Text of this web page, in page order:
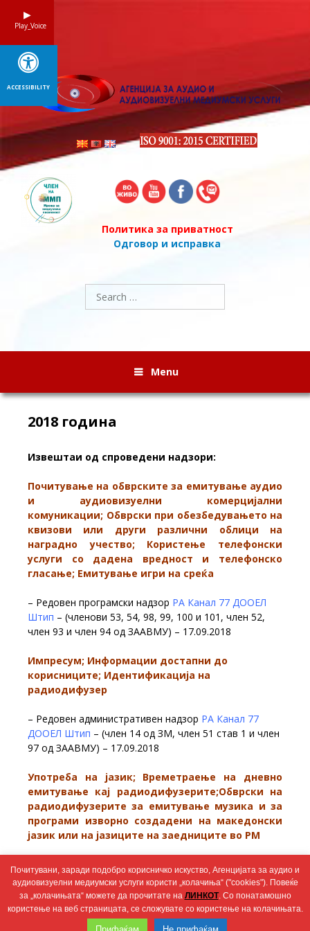
Политика за приватност
Одговор и исправка
Search
for:
Menu
2018 година
Извештаи од спроведени надзори:
Почитување на обврските за емитување аудио
и аудиовизуелни комерцијални
комуникации; Обврски при обезбедувањето на
квизови или други различни облици на
наградно учество; Користење телефонски
услуги со дадена вредност и телефонско
гласање; Eмитување игри на среќа
– Редовен програмски надзор РА Канал 77 ДООЕЛ
Штип – (членови 53, 54, 98, 99, 100 и 101, член 52,
член 93 и член 94 од ЗААВМУ) – 17.09.2018
Импресум; Информации достапни до
корисниците; Идентификација на
радиодифузер
– Редовен административен надзор РА Канал 77
ДООЕЛ Штип – (член 14 од ЗМ, член 51 став 1 и член
97 од ЗААВМУ) – 17.09.2018
Употреба на јазик; Времетраење на дневно
емитување кај радиодифузерите;Обврски на
радиодифузерите за емитување музика и за
програми изворно создадени на македонски
јазик или на јазиците на заедниците во РМ
– Редовен програмски надзор
РА Канал 77 ДООЕЛ
Штип– (член 64, член 90, член 92 ставови 1 и 14 и
член 92 став 15 од ЗААВМУ) – 12.09.2018
Почитувани, заради подобро корисничко искуство, Агенцијата за аудио и
аудиовизуелни медиумски услуги користи „колачиња“ ("cookies"). Повеќе
за „колачињата“ можете да прочитате на ЛИНКОТ. Со понатамошно
користење на веб страницата, се сложувате со користење на колачињата.
Play_Voice
ACCESSIBILITY